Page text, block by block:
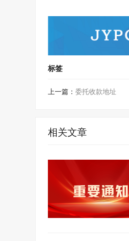
标签
上一篇： 委托收款地址
相关文章